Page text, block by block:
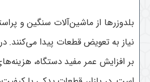
بلدوزرها از ماشین‌آلات سنگین و
نیاز به تعویض قطعات پیدا می‌کنند.
بر افزایش عمر مفید دستگاه،